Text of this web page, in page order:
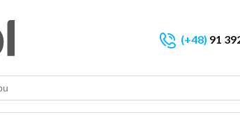
(+48) 91